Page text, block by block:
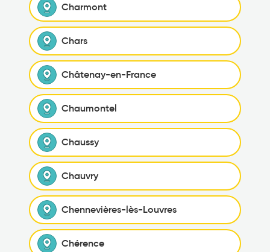
Charmont
Chars
Châtenay-en-France
Chaumontel
Chaussy
Chauvry
Chennevières-lès-Louvres
Chérence